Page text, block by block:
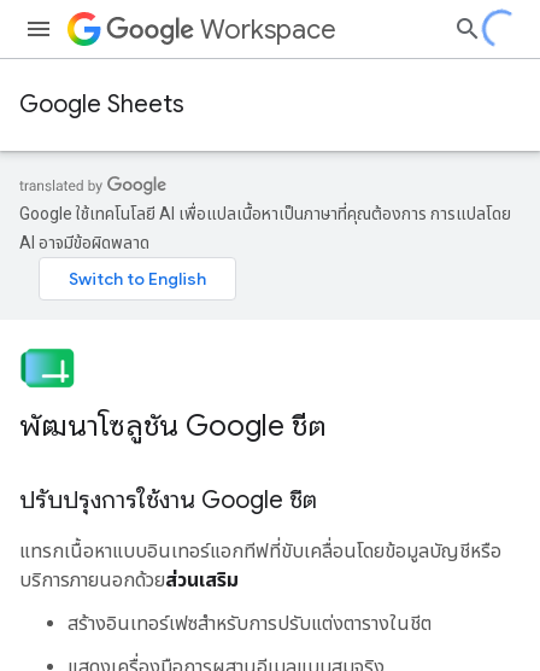
Workspace
Google Sheets
Google ใช้เทคโนโลยี AI เพื่อแปลเนื้อหาเป็นภาษาที่คุณต้องการ การแปลโดย
AI อาจมีข้อผิดพลาด
พัฒนาโซลูชัน Google ชีต
ปรับปรุงการใช้งาน Google ชีต
แทรกเนื้อหาแบบอินเทอร์แอกทีฟที่ขับเคลื่อนโดยข้อมูลบัญชีหรือ
บริการภายนอกด้วยส่วนเสริม
สร้างอินเทอร์เฟซสำหรับการปรับแต่งตารางในชีต